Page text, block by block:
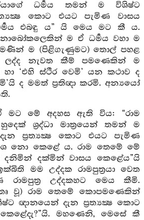
ධර්‍මය තමන් ම විශිෂ්ට
කොට එයට පැමිණ වාසය
එබඳු ය” යි මෙය මට කී ය.
ම ඒ ධර්‍මය වහා ම
ම (පිළිගැණුමට) තොල් පහළ
නැවත කීම් පමණෙකින් ම
හා ‘එහි ස්ථීර වෙමි’ යන කථාව ද
ද මමත් ප්‍රතිඥා කරමි. අන්‍යයෝ
මට මේ අදහස ඇති විය: “රාම
ශ්‍රද්ධා මාත්‍රයෙන් තමන් ම
ප්‍රත්‍යක්‍ෂ කොට එයට පැමිණ
නො කෙළේ ය. රාම තෙමේ මේ
දනිමින් දක්මින් වාසය කෙළේය”යි
මම උද්දක රාමපුත්‍රයා වෙත
රාමපුත්‍ර උද්දකහට මෙය කීමි.
වූ) රාම තෙමේ කොපමණෙකින්
ඥානයෙන් දැන ප්‍රත්‍යක්‍ෂ කොට
මහණෙනි, මෙසේ කී